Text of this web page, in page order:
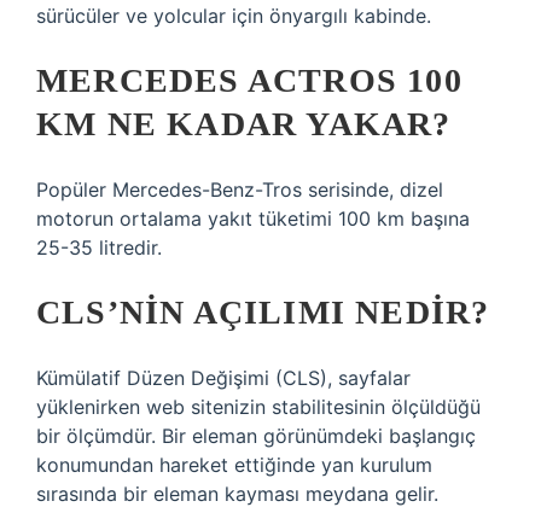
sürücüler ve yolcular için önyargılı kabinde.
MERCEDES ACTROS 100
KM NE KADAR YAKAR?
Popüler Mercedes-Benz-Tros serisinde, dizel
motorun ortalama yakıt tüketimi 100 km başına
25-35 litredir.
CLS’NIN AÇILIMI NEDIR?
Kümülatif Düzen Değişimi (CLS), sayfalar
yüklenirken web sitenizin stabilitesinin ölçüldüğü
bir ölçümdür. Bir eleman görünümdeki başlangıç
konumundan hareket ettiğinde yan kurulum
sırasında bir eleman kayması meydana gelir.